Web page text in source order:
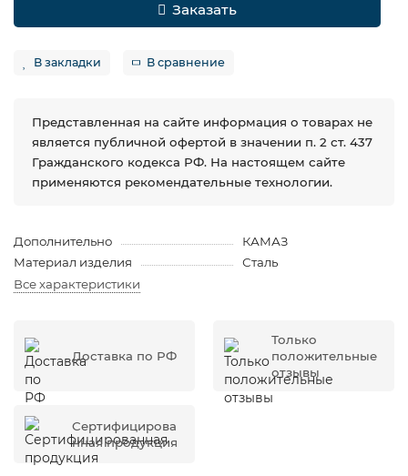
Заказать
В закладки В сравнение
Представленная на сайте информация о товарах не
является публичной офертой в значении п. 2 ст. 437
Гражданского кодекса РФ. На настоящем сайте
применяются рекомендательные технологии.
Дополнительно
КАМАЗ
Материал изделия
Сталь
Все характеристики
Доставка по РФ
Только
положительные
отзывы
Сертифицирова
нная продукция